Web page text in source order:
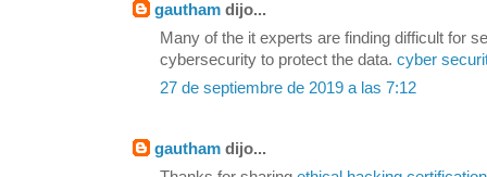
gautham dijo...
Many of the it experts are finding difficult for
cybersecurity to protect the data. cyber
27 de septiembre de 2019 a las 7:12
gautham dijo...